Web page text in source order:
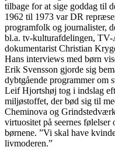
tilbage for at sige goddag til
1962 til 1973 var DR
programfolk og journalister,
bl.a. tv-kulturafdelingen, TV-
dokumentarist Christian
Hans interviews med børn
Erik Svensson gjorde sig
dybtgående programmer om
Leif Hjortshøj tog i indslag
miljøstoffet, der bød sig til
Cheminova og
virtuositet på seernes
børnene. ”Vi skal have
livmoderen.”